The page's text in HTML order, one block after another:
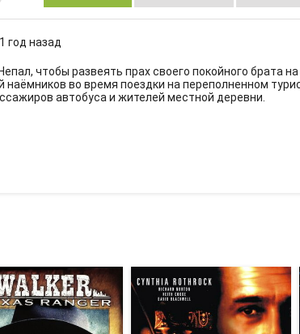
1 год назад
чтобы развеять прах своего покойного брата
наёмников во время поездки на переполненном
автобуса и жителей местной деревни.